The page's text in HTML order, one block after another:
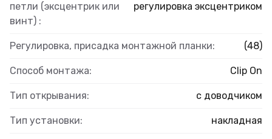
петли (эксцентрик или
винт) :
регулировка эксцентриком
Регулировка, присадка монтажной планки: (48)
Способ монтажа: Clip On
Тип открывания: с доводчиком
Тип установки: накладная